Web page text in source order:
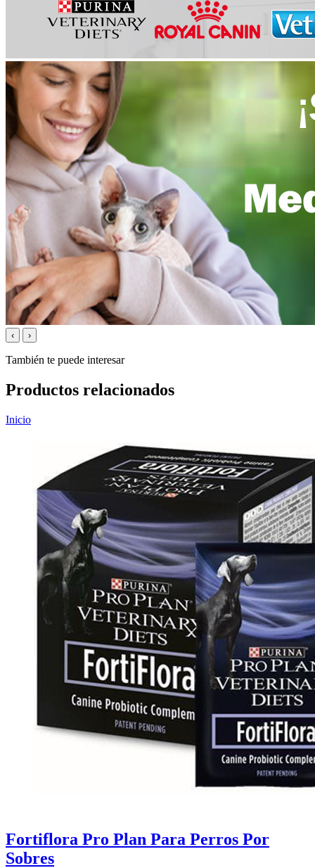
‹ ›
También te puede interesar
Productos relacionados
Inicio
Fortiflora Pro Plan Para Perros Por
Sobres